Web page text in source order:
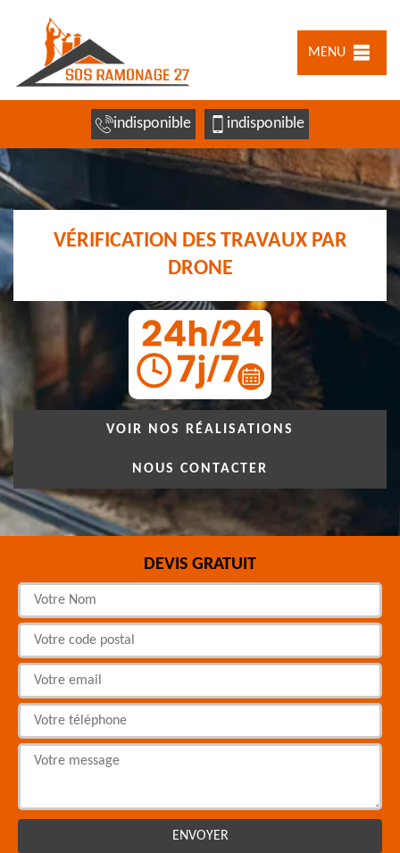
MENU
indisponible indisponible
VÉRIFICATION DES TRAVAUX PAR
DRONE
VOIR NOS RÉALISATIONS
NOUS CONTACTER
DEVIS GRATUIT